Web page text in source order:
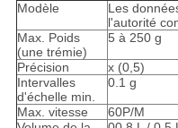
Modèle
Les
l'autorité
Max. Poids
(une trémie)
5 à 250 g
Précision
x (0,5)
Intervalles
d'échelle min.
0.1 g
Max. vitesse
60P/M